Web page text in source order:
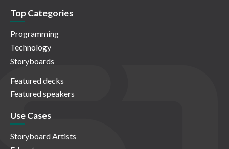
Top Categories
Programming
Technology
Storyboards
Featured decks
Featured speakers
Use Cases
Storyboard Artists